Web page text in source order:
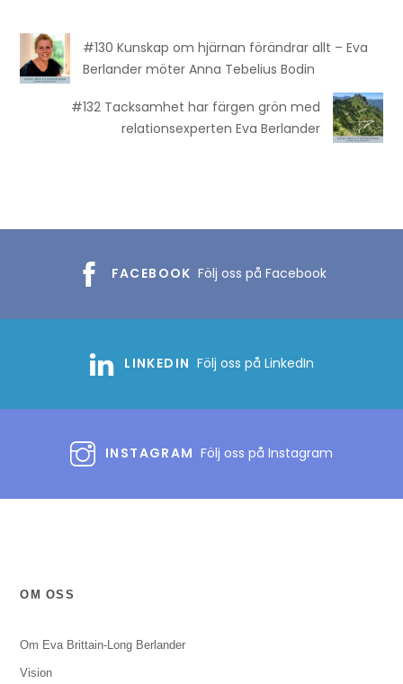
#130 Kunskap om hjärnan förändrar allt – Eva
Berlander möter Anna Tebelius Bodin
#132 Tacksamhet har färgen grön med
relationsexperten Eva Berlander
FACEBOOK Följ oss på Facebook
LINKEDIN Följ oss på LinkedIn
INSTAGRAM Följ oss på Instagram
OM OSS
Om Eva Brittain-Long Berlander
Vision